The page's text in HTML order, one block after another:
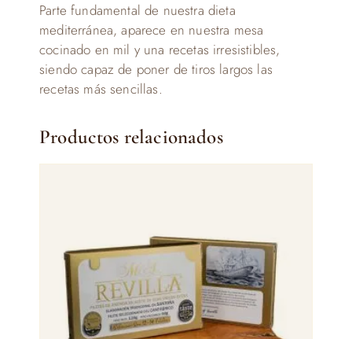
Parte fundamental de nuestra dieta
mediterránea, aparece en nuestra mesa
cocinado en mil y una recetas irresistibles,
siendo capaz de poner de tiros largos las
recetas más sencillas.
Productos relacionados